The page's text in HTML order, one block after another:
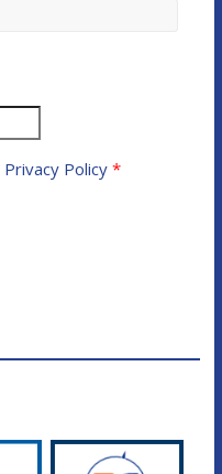
Privacy Policy*